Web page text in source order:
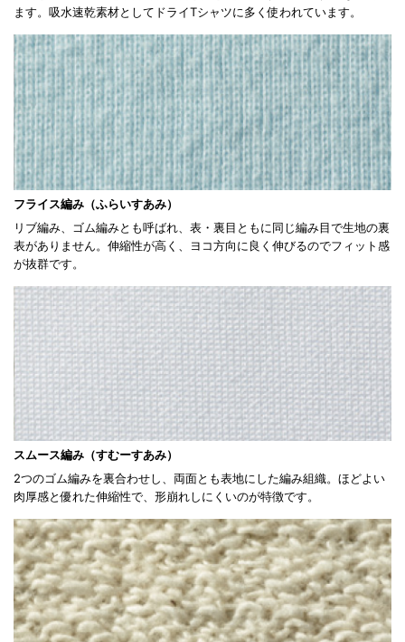
ます。吸水速乾素材としてドライTシャツに多く使われています。
フライス編み（ふらいすあみ）
リブ編み、ゴム編みとも呼ばれ、表・裏目ともに同じ編み目で生地の裏
表がありません。伸縮性が高く、ヨコ方向に良く伸びるのでフィット感
が抜群です。
スムース編み（すむーすあみ）
2つのゴム編みを裏合わせし、両面とも表地にした編み組織。ほどよい
肉厚感と優れた伸縮性で、形崩れしにくいのが特徴です。